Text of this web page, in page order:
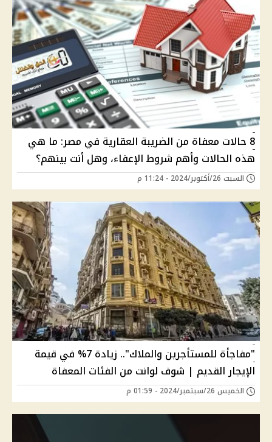
8 حالات معفاة من الضريبة العقارية في مصر: ما هي
هذه الحالات وأهم شروط الإعفاء، وهل أنت بينهم؟
السبت 26/أكتوبر/2024 - 11:24 م
"مفاجأة للمستأجرين والملاك".. زيادة 7% في قيمة
الإيجار القديم | شوف لوانت من الفئات المعفاة
الخميس 26/سبتمبر/2024 - 01:59 م